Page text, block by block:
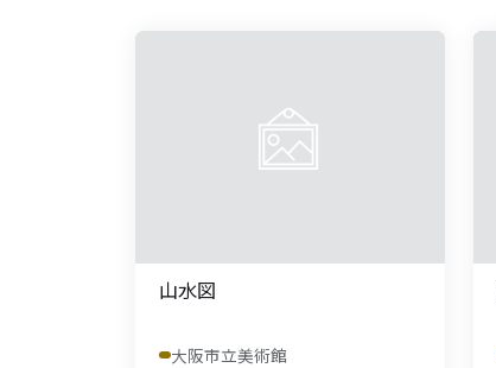
山水図
大阪市立美術館